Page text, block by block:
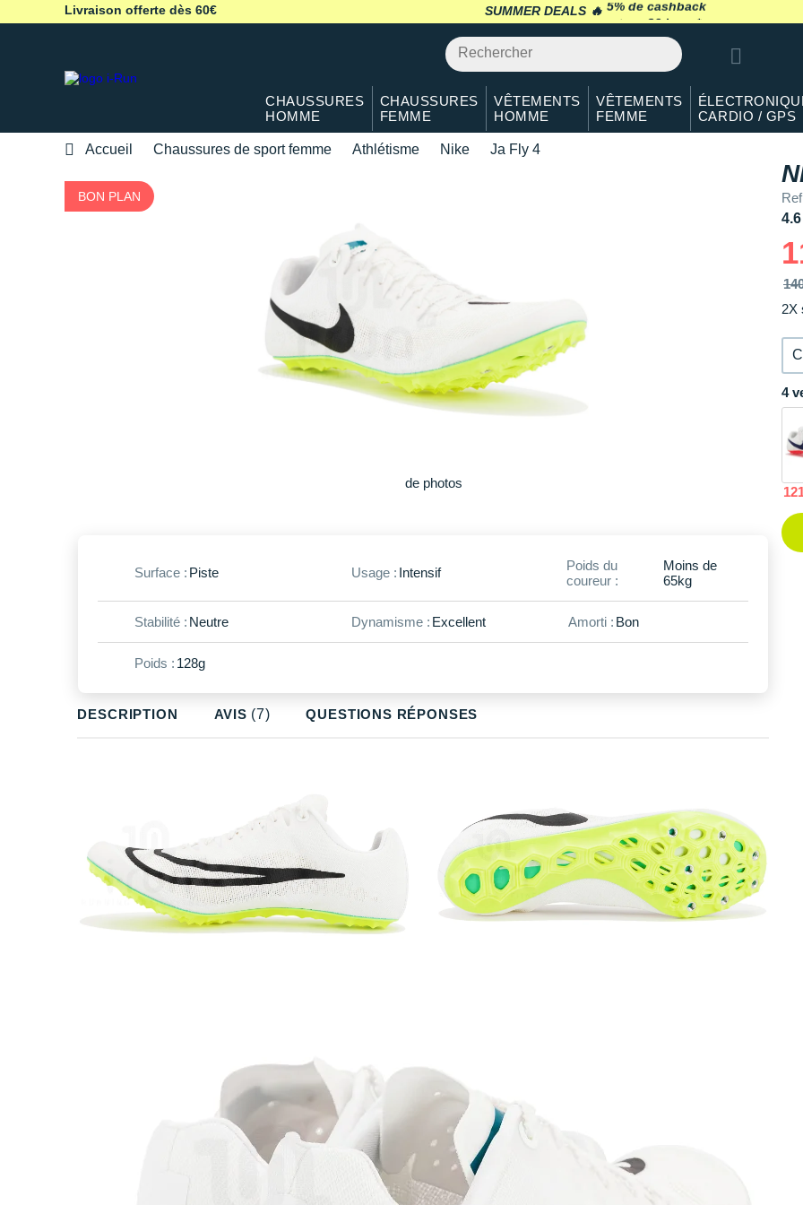
Livraison offerte dès 60€ SUMMER DEALS 🔥 retour 30 jours*
CHAUSSURES
HOMME
CHAUSSURES
FEMME
VÊTEMENTS
HOMME
VÊTEMENTS
FEMME
CARDIO / GPS
Accueil Chaussures de sport femme Athlétisme Nike Ja Fly 4
4.6
2X
4
DESCRIPTION AVIS (7) QUESTIONS RÉPONSES
Surface : Piste Usage : Intensif
Poids du
coureur :
Moins de
65kg
Stabilité : Neutre Dynamisme : Excellent Amorti : Bon
Poids : 128g
BON PLAN
Plus
de photos
36.5 Modèles similaires en stock
Modèles similaires en stock
Modèles similaires en stock